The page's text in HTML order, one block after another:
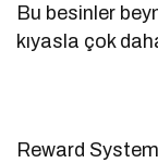
Bu besinler
kıyasla çok
Reward